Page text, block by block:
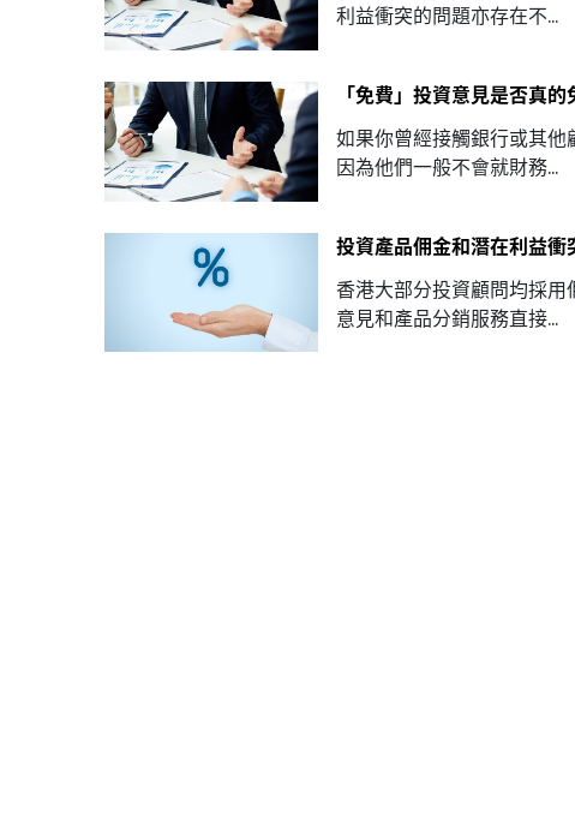
利益衝突的問題亦存在不...
「免費」投資意見是否真的
如果你曾經接觸銀行或其他
因為他們一般不會就財務...
投資產品佣金和潛在利益衝
香港大部分投資顧問均採
意見和產品分銷服務直接...